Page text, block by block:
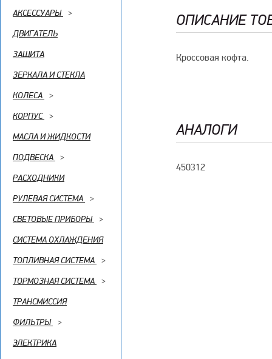
АКСЕССУАРЫ >
ДВИГАТЕЛЬ
ЗАЩИТА
ЗЕРКАЛА И СТЕКЛА
КОЛЕСА
>
КОРПУС >
МАСЛА И ЖИДКОСТИ
ПОДВЕСКА
>
РАСХОДНИКИ
РУЛЕВАЯ СИСТЕМА
>
СВЕТОВЫЕ ПРИБОРЫ >
СИСТЕМА ОХЛАЖДЕНИЯ
ТОПЛИВНАЯ СИСТЕМА
>
ТОРМОЗНАЯ СИСТЕМА
>
ТРАНСМИССИЯ
ФИЛЬТРЫ >
ЭЛЕКТРИКА
ОПИСАНИЕ
Кроссовая кофта.
АНАЛОГИ
450312